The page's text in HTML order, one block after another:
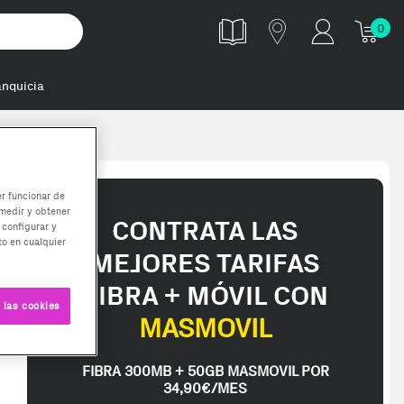
0
CONTRATA LAS
MEJORES TARIFAS
FIBRA + MÓVIL CON
MASMOVIL
FIBRA 300MB + 50GB MASMOVIL POR
34,90€/MES
funcionar de
y obtener
y
en cualquier
cookies